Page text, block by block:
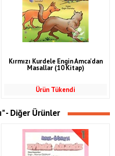
Kırmızı Kurdele Engin Amca'dan
Masallar (10 Kitap)
Ürün Tükendi
- Diğer Ürünler